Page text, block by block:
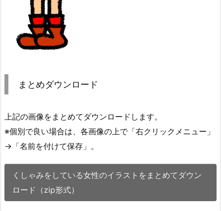
まとめダウンロード
上記の画像をまとめてダウンロードします。
※個別で良い場合は、各画像の上で「右クリックメニュー」
→「名前を付けて保存」。
くしゃみをしている女性のイラストをまとめてダウン
ロード（zip形式）